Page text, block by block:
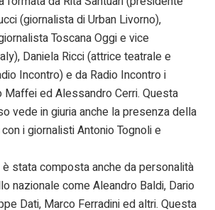
(giornalista di Urban Livorno),
Toscana Oggi e vice
Daniela Ricci (attrice teatrale e
Incontro) e da Radio Incontro i
Maffei ed Alessandro Cerri. Questa
vede in giuria anche la presenza della
i giornalisti Antonio Tognoli e
stata composta anche da personalità
nazionale come Aleandro Baldi, Dario
Dati, Marco Ferradini ed altri. Questa